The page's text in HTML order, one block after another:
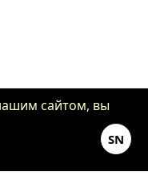
SN
сайтом, вы
использование
и рекламы.